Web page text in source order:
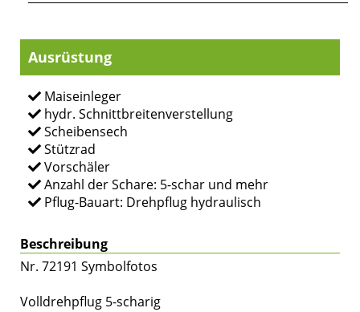
Ausrüstung
Maiseinleger
hydr. Schnittbreitenverstellung
Scheibensech
Stützrad
Vorschäler
Anzahl der Schare: 5-schar und mehr
Pflug-Bauart: Drehpflug hydraulisch
Beschreibung
Nr. 72191 Symbolfotos
Volldrehpflug 5-scharig